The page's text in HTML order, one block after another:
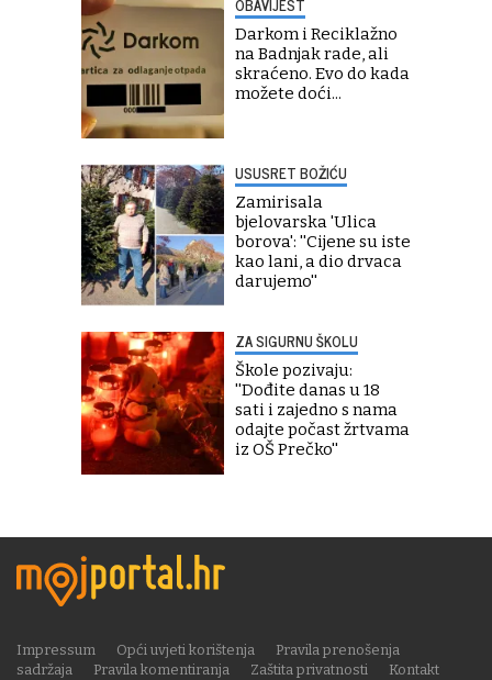
Darkom i Reciklažno
na Badnjak rade, ali
skraćeno. Evo do kada
možete doći...
USUSRET BOŽIĆU
Zamirisala
bjelovarska 'Ulica
borova': ''Cijene su iste
kao lani, a dio drvaca
darujemo''
ZA SIGURNU ŠKOLU
Škole pozivaju:
''Dođite danas u 18
sati i zajedno s nama
odajte počast žrtvama
iz OŠ Prečko''
Impressum Opći uvjeti korištenja
Pravila prenošenja
sadržaja
Pravila komentiranja Zaštita privatnosti
Kontakt